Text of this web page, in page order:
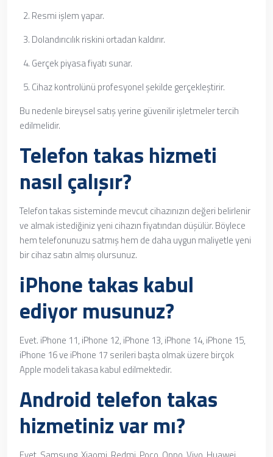
Resmi işlem yapar.
Dolandırıcılık riskini ortadan kaldırır.
Gerçek piyasa fiyatı sunar.
Cihaz kontrolünü profesyonel şekilde gerçekleştirir.
Bu nedenle bireysel satış yerine güvenilir işletmeler tercih
edilmelidir.
Telefon takas hizmeti
nasıl çalışır?
Telefon takas sisteminde mevcut cihazınızın değeri belirlenir
ve almak istediğiniz yeni cihazın fiyatından düşülür. Böylece
hem telefonunuzu satmış hem de daha uygun maliyetle yeni
bir cihaz satın almış olursunuz.
iPhone takas kabul
ediyor musunuz?
Evet. iPhone 11, iPhone 12, iPhone 13, iPhone 14, iPhone 15,
iPhone 16 ve iPhone 17 serileri başta olmak üzere birçok
Apple modeli takasa kabul edilmektedir.
Android telefon takas
hizmetiniz var mı?